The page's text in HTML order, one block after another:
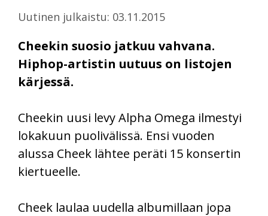
Uutinen julkaistu: 03.11.2015
Cheekin suosio jatkuu vahvana.
Hiphop-artistin uutuus on listojen
kärjessä.
Cheekin uusi levy Alpha Omega ilmestyi
lokakuun puolivälissä. Ensi vuoden
alussa Cheek lähtee peräti 15 konsertin
kiertueelle.
Cheek laulaa uudella albumillaan jopa